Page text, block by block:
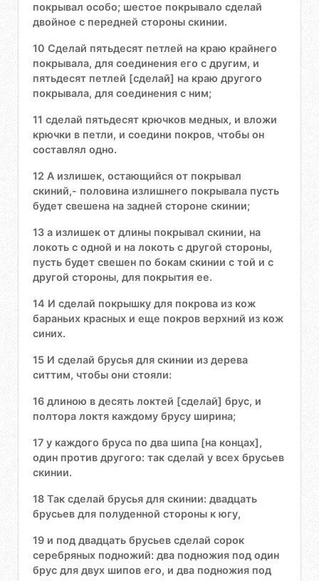
покрывал особо; шестое покрывало сделай
двойное с передней стороны скинии.
10 Сделай пятьдесят петлей на краю крайнего
покрывала, для соединения его с другим, и
пятьдесят петлей [сделай] на краю другого
покрывала, для соединения с ним;
11 сделай пятьдесят крючков медных, и вложи
крючки в петли, и соедини покров, чтобы он
составлял одно.
12 А излишек, остающийся от покрывал
скиний,- половина излишнего покрывала пусть
будет свешена на задней стороне скинии;
13 а излишек от длины покрывал скинии, на
локоть с одной и на локоть с другой стороны,
пусть будет свешен по бокам скинии с той и с
другой стороны, для покрытия ее.
14 И сделай покрышку для покрова из кож
бараньих красных и еще покров верхний из кож
синих.
15 И сделай брусья для скинии из дерева
ситтим, чтобы они стояли:
16 длиною в десять локтей [сделай] брус, и
полтора локтя каждому брусу ширина;
17 у каждого бруса по два шипа [на концах],
один против другого: так сделай у всех брусьев
скинии.
18 Так сделай брусья для скинии: двадцать
брусьев для полуденной стороны к югу,
19 и под двадцать брусьев сделай сорок
серебряных подножий: два подножия под один
брус для двух шипов его, и два подножия под